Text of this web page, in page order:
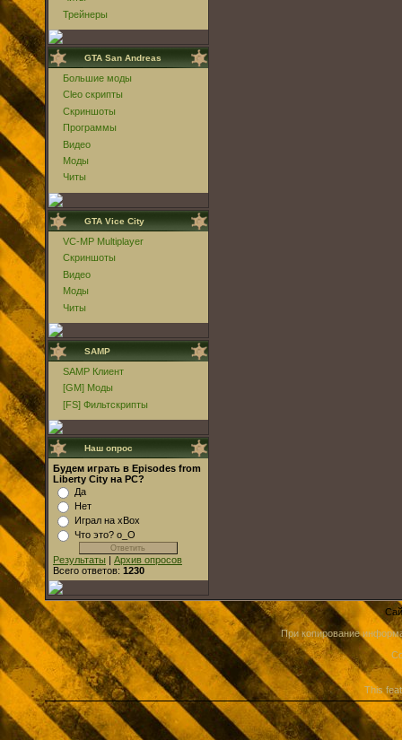
Трейнеры
GTA San Andreas
Большие моды
Cleo скрипты
Скриншоты
Программы
Видео
Моды
Читы
GTA Vice City
VC-MP Multiplayer
Скриншоты
Видео
Моды
Читы
SAMP
SAMP Клиент
[GM] Моды
[FS] Фильтскрипты
Наш опрос
Будем играть в Episodes from
Liberty City на PC?
Да
Нет
Играл на xBox
Что это? о_О
Результаты | Архив опросов
Всего ответов: 1230
При копирование
This